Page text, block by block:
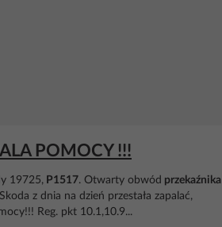
POMOCY !!!
19725, P1517. Otwarty obwód przekaźnika
z dnia na dzień przestała zapalać,
Reg. pkt 10.1,10.9...